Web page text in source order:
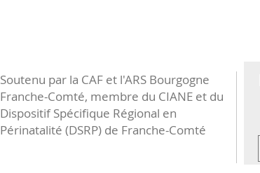
Soutenu par la CAF et l'ARS Bourgogne
Franche-Comté, membre du CIANE et du
Dispositif Spécifique Régional en
Périnatalité (DSRP) de Franche-Comté